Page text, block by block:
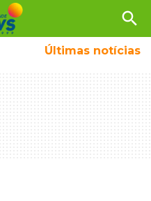
search
Últimas notícias